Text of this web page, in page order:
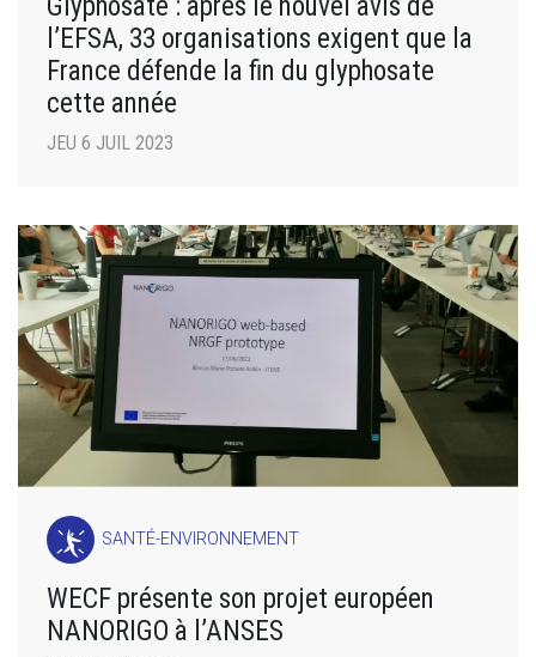
l’EFSA, 33 organisations exigent que la
France défende la fin du glyphosate
cette année
JEU 6 JUIL 2023
SANTÉ-ENVIRONNEMENT
WECF présente son projet européen
NANORIGO à l’ANSES